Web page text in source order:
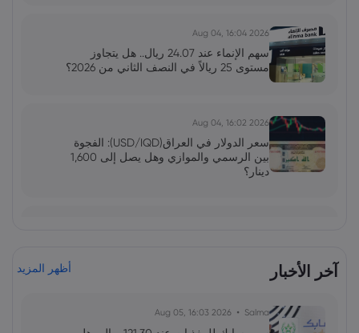
2026 Aug 04, 16:04
سهم الإنماء عند 24.07 ريال.. هل يتجاوز
مستوى 25 ريالاً في النصف الثاني من 2026؟
2026 Aug 04, 16:02
سعر الدولار في العراق(USD/IQD): الفجوة
بين الرسمي والموازي وهل يصل إلى 1,600
دينار؟
توازن دقيق بين التضخم واستقرار السوق
2026 Jun 13, 00:00
آخر الأخبار أظهر المزيد
Salma
2026 Aug 05, 16:03